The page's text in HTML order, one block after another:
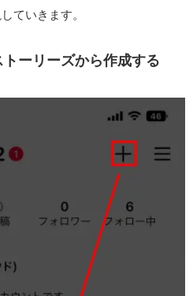
ていきます。
ーリーズから作成する